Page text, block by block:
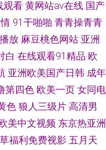
观看 黄网站av在线 国产
91干啪啪 青青操青青
放 麻豆桃色网站 亚洲
白 在线观看91精品 欧
亚洲欧美国产日韩 成年
第四色 欧美一页 女同电
色 狼人三级片 高清男
美中文视频 东京热亚洲
福利免费视影 五月天